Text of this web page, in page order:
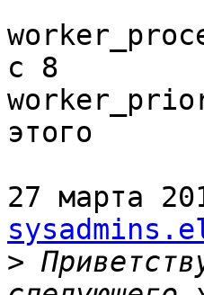
с 8
этого
27 марта
>